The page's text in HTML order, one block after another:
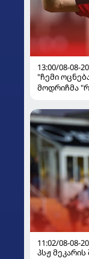
13:00/08-08-
"ჩემი
მოდრიჩმა
11:02/08-08-
პსჟ